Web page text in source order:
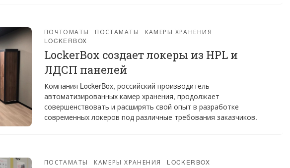
ПОЧТОМАТЫ ПОСТАМАТЫ
КАМЕРЫ ХРАНЕНИЯ
LOCKERBOX
LockerBox создает локеры из HPL и
ЛДСП панелей
Компания LockerBox, российский производитель
автоматизированных камер хранения, продолжает
совершенствовать и расширять свой опыт в разработке
современных локеров под различные требования заказчиков.
ПОСТАМАТЫ КАМЕРЫ ХРАНЕНИЯ LOCKERBOX